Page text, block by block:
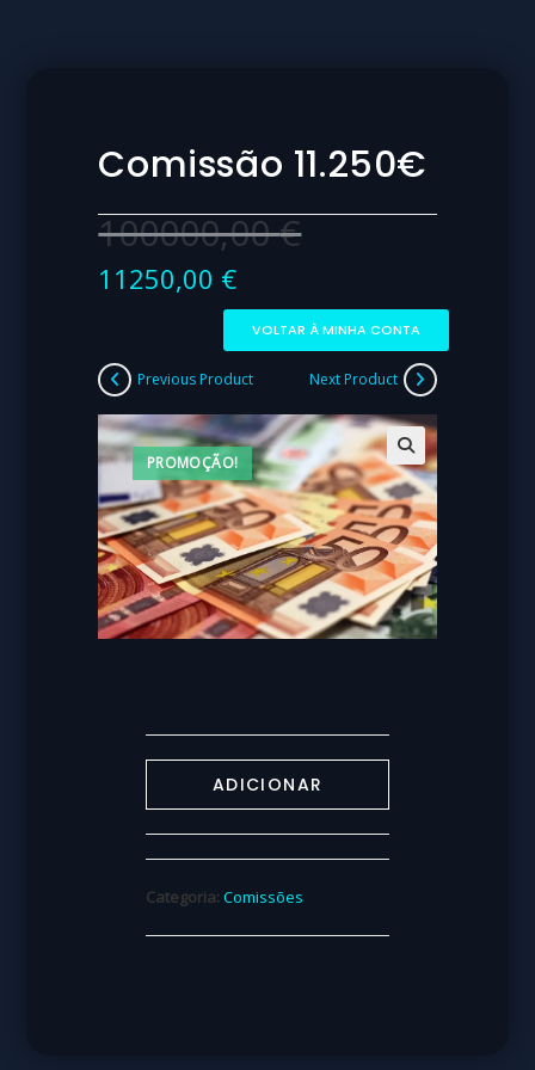
Comissão 11.250€
100000,00€
11250,00 €
VOLTAR À MINHA CONTA
PROMOÇÃO!
Previous Product Next Product
ADICIONAR
Categoria:Comissões